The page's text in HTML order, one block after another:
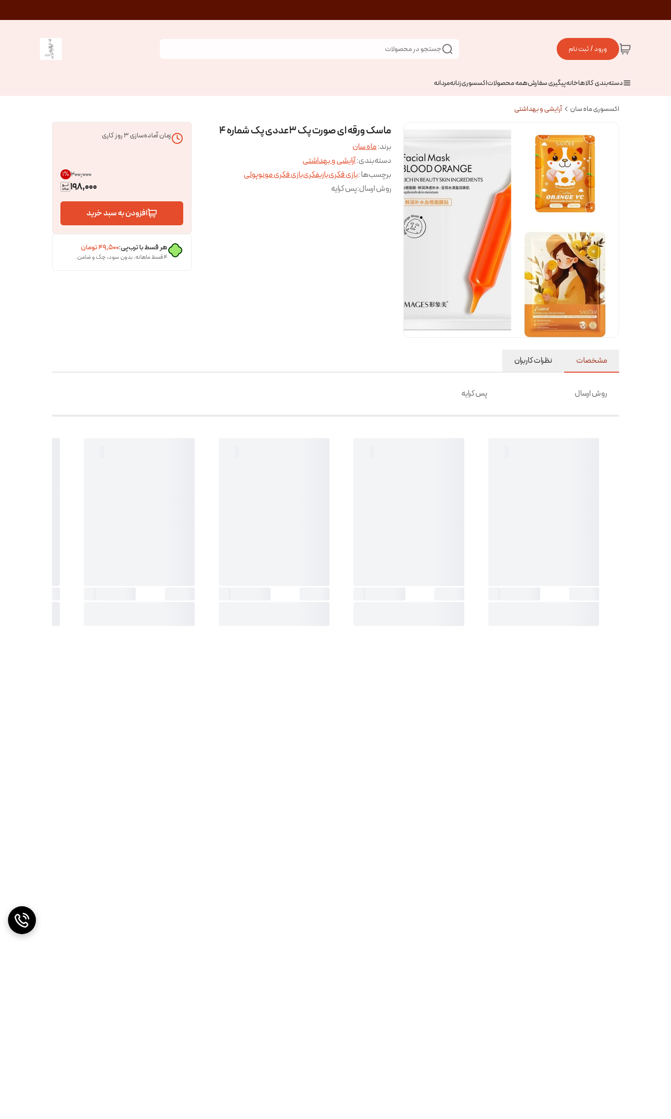
ورود / ثبت نام جستجو در محصولات
دسته‌بندی کالاهاخانهپیگیری سفارشهمه محصولاتاکسسوریزنانهمردانه
اکسسوری ماه سان آرایشی و بهداشتی
ماسک ورقه ای صورت پک ۳عددی پک شماره ۴
برند:ماه سان
دسته‌بندی:آرایشی و بهداشتی
برچسب‌ها :بازی فکریبازیفکریبازی فکری مونوپولی
روش ارسال:پس کرایه
زمان آماده‌سازی3روز کاری
۲۰۰٬۰۰۰ 1%
198,000
افزودن به سبد خرید
هر قسط با ترب‌پی:۴۹٬۵۰۰تومان
۴ قسط ماهانه. بدون سود، چک و ضامن.
مشخصات نظرات کاربران
روش ارسال پس کرایه